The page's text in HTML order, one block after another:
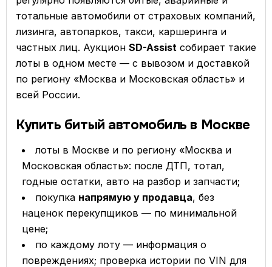
тотальные автомобили от страховых компаний,
лизинга, автопарков, такси, каршеринга и
частных лиц. Аукцион SD-Assist собирает такие
лоты в одном месте — с вывозом и доставкой
по региону «Москва и Московская область» и
всей России.
Купить битый автомобиль в Москве
лоты в Москве и по региону «Москва и
Московская область»: после ДТП, тотал,
годные остатки, авто на разбор и запчасти;
покупка напрямую у продавца, без
наценок перекупщиков — по минимальной
цене;
по каждому лоту — информация о
повреждениях; проверка истории по VIN для